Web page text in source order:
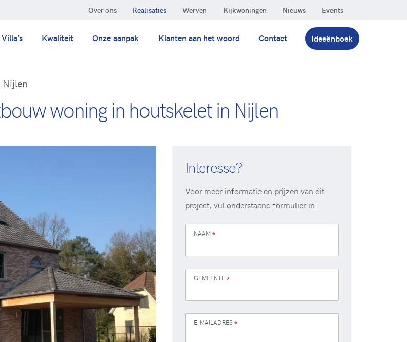
Over ons Realisaties Werven Kijkwoningen Nieuws Events
Villa’s Kwaliteit Onze aanpak Klanten aan het woord Contact Ideeënboek
woning in houtskelet in Nijlen
Interesse?
Voor meer informatie en prijzen van dit
project, vul onderstaand formulier in!
NAAM *
GEMEENTE*
E-MAILADRES *